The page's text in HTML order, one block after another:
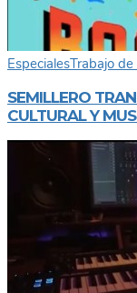
EspecialesTrabajo
SEMILLERO
CULTURAL Y